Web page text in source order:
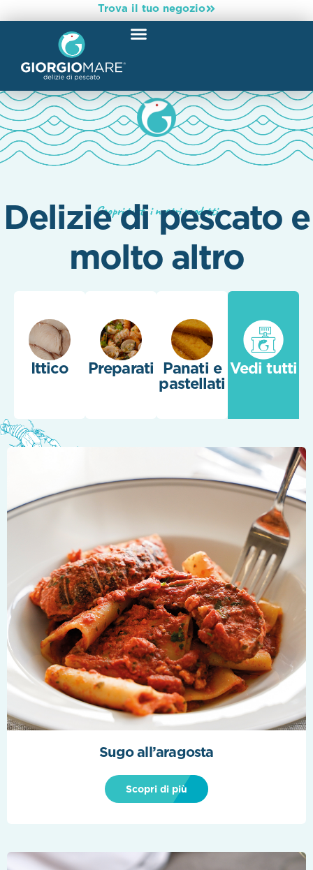
Trova il tuo negozio
Scopri tutti i nostri prodotti
Delizie di pescato e
molto altro
Ittico Preparati Panati e
pastellati
Vedi tutti
Sugo all’aragosta
Scopri di più